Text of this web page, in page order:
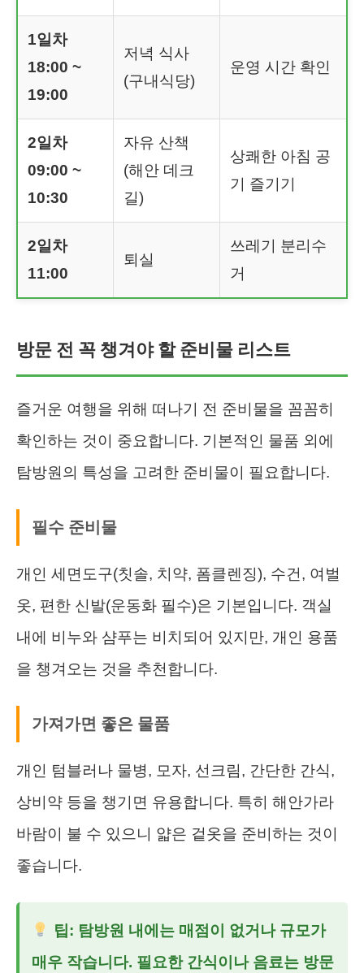
1일차
18:00 ~
19:00
저녁 식사
(구내식당)
운영 시간 확인
2일차
09:00 ~
10:30
자유 산책
(해안 데크
길)
상쾌한 아침 공
기 즐기기
2일차
11:00
퇴실
쓰레기 분리수
거
방문 전 꼭 챙겨야 할 준비물 리스트
즐거운 여행을 위해 떠나기 전 준비물을 꼼꼼히
확인하는 것이 중요합니다. 기본적인 물품 외에
탐방원의 특성을 고려한 준비물이 필요합니다.
필수 준비물
개인 세면도구(칫솔, 치약, 폼클렌징), 수건, 여벌
옷, 편한 신발(운동화 필수)은 기본입니다. 객실
내에 비누와 샴푸는 비치되어 있지만, 개인 용품
을 챙겨오는 것을 추천합니다.
가져가면 좋은 물품
개인 텀블러나 물병, 모자, 선크림, 간단한 간식,
상비약 등을 챙기면 유용합니다. 특히 해안가라
바람이 불 수 있으니 얇은 겉옷을 준비하는 것이
좋습니다.
팁: 탐방원 내에는 매점이 없거나 규모가
매우 작습니다. 필요한 간식이나 음료는 방문